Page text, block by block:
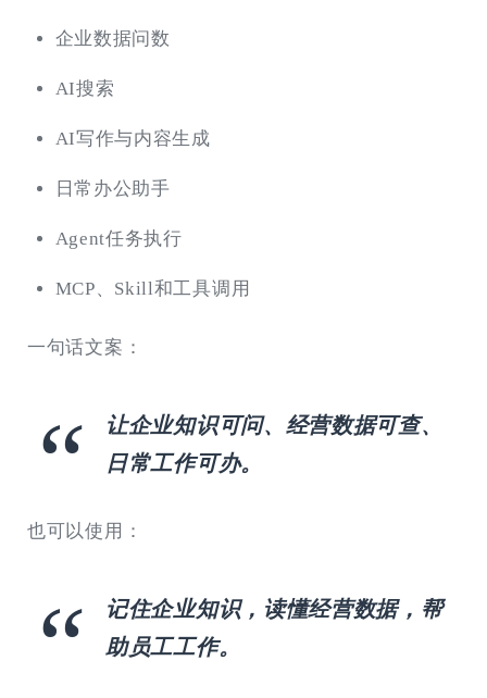
企业数据问数
AI搜索
AI写作与内容生成
日常办公助手
Agent任务执行
MCP、Skill和工具调用
一句话文案：
让企业知识可问、经营数据可查、
日常工作可办。
也可以使用：
记住企业知识，读懂经营数据，帮
助员工工作。